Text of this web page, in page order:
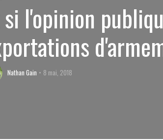
si l'opinion
Nathan Gain 8 mai, 2018